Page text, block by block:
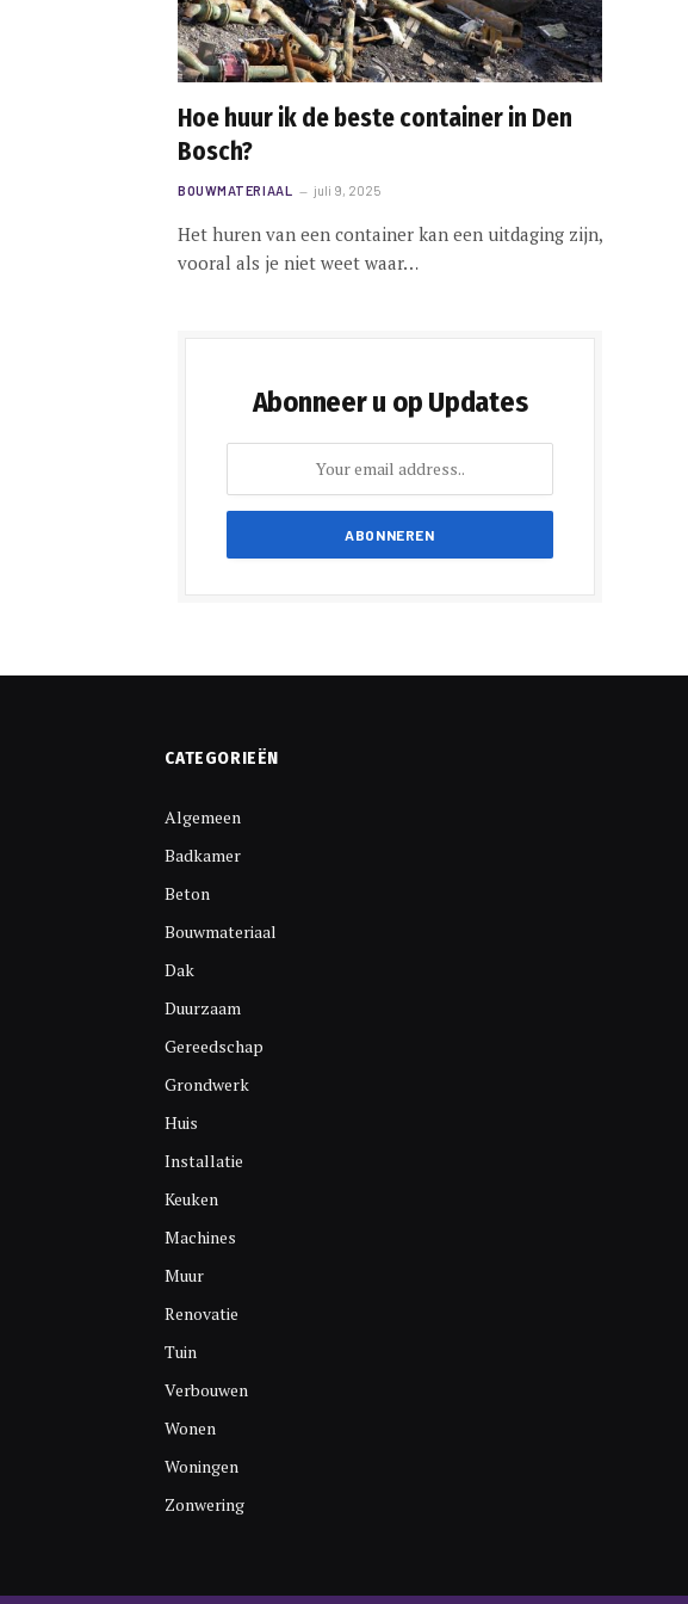
Hoe huur ik de beste container in Den
Bosch?
BOUWMATERIAAL juli 9, 2025
Het huren van een container kan een uitdaging zijn,
vooral als je niet weet waar…
Abonneer u op Updates
CATEGORIEËN
Algemeen
Badkamer
Beton
Bouwmateriaal
Dak
Duurzaam
Gereedschap
Grondwerk
Huis
Installatie
Keuken
Machines
Muur
Renovatie
Tuin
Verbouwen
Wonen
Woningen
Zonwering